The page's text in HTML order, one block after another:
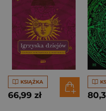
KSIĄŻKA
66,99 zł